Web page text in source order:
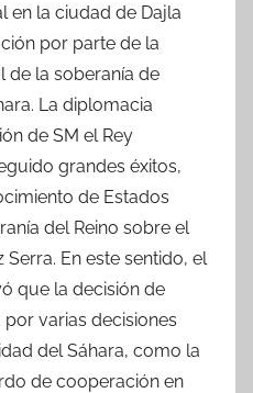
en la ciudad de Dajla
por parte de la
de la soberanía de
La diplomacia
de SM el Rey
grandes éxitos,
de Estados
del Reino sobre el
En este sentido, el
que la decisión de
varias decisiones
del Sáhara, como la
de cooperación en